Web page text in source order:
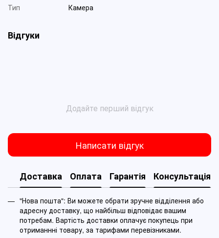
Тип
Камера
Відгуки
Додайте перший відгук
Написати відгук
Доставка Оплата Гарантія Консультація
"Нова пошта": Ви можете обрати зручне відділення або
адресну доставку, що найбільш відповідає вашим
потребам. Вартість доставки оплачує покупець при
отриманнні товару, за тарифами перевізниками.